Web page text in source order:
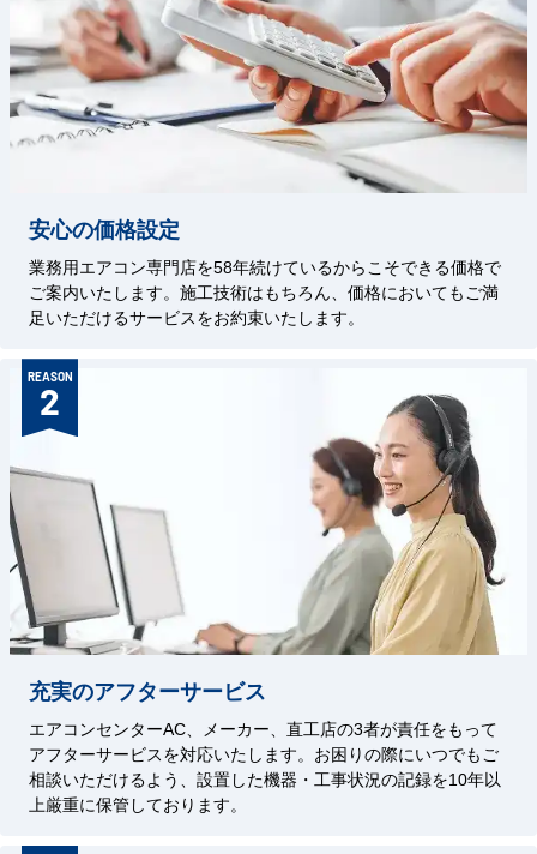
安心の価格設定
業務用エアコン専門店を58年続けているからこそできる価格で
ご案内いたします。施工技術はもちろん、価格においてもご満
足いただけるサービスをお約束いたします。
REASON
2
充実のアフターサービス
エアコンセンターAC、メーカー、直工店の3者が責任をもって
アフターサービスを対応いたします。お困りの際にいつでもご
相談いただけるよう、設置した機器・工事状況の記録を10年以
上厳重に保管しております。